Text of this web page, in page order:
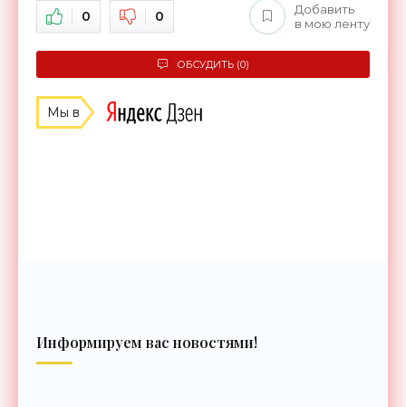
0 0
Добавить
в мою ленту
ОБСУДИТЬ (0)
Мы в
Информируем вас новостями!